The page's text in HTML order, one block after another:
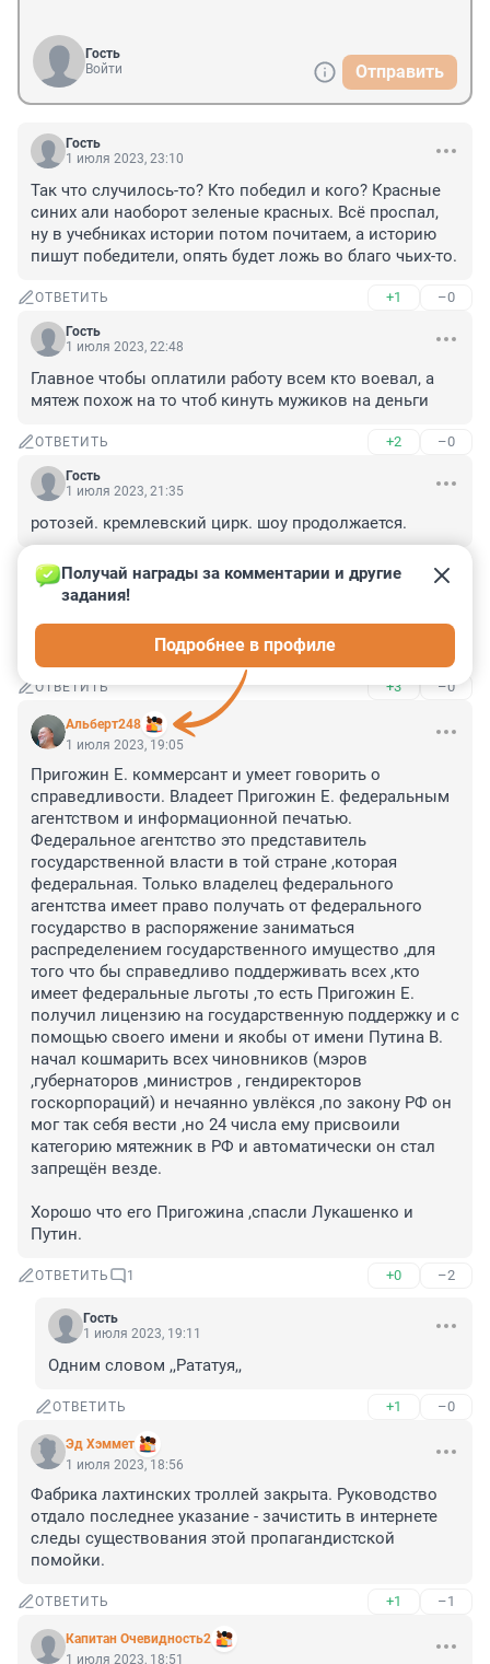
Гость
Войти
Отправить
Гость
1 июля 2023, 23:10
Так что случилось-то? Кто победил и кого? Красные
синих али наоборот зеленые красных. Всё проспал,
ну в учебниках истории потом почитаем, а историю
пишут победители, опять будет ложь во благо чьих-то.
ОТВЕТИТЬ +1 –0
Гость
1 июля 2023, 22:48
Главное чтобы оплатили работу всем кто воевал, а
мятеж похож на то чтоб кинуть мужиков на деньги
ОТВЕТИТЬ +2 –0
Гость
1 июля 2023, 21:35
ротозей. кремлевский цирк. шоу продолжается.
ОТВЕТИТЬ –0
Гость
Да, быстро у нас народ переобувается, всё продажно
ОТВЕТИТЬ +3 –0
Альберт248
Получай награды за комментарии и другие
задания!
Подробнее в профиле
1 июля 2023, 19:05
Пригожин Е. коммерсант и умеет говорить о
справедливости. Владеет Пригожин Е. федеральным
агентством и информационной печатью.
Федеральное агентство это представитель
государственной власти в той стране ,которая
федеральная. Только владелец федерального
агентства имеет право получать от федерального
государство в распоряжение заниматься
распределением государственного имущество ,для
того что бы справедливо поддерживать всех ,кто
имеет федеральные льготы ,то есть Пригожин Е.
получил лицензию на государственную поддержку и с
помощью своего имени и якобы от имени Путина В.
начал кошмарить всех чиновников (мэров
,губернаторов ,министров , гендиректоров
госкорпораций) и нечаянно увлёкся ,по закону РФ он
мог так себя вести ,но 24 числа ему присвоили
категорию мятежник в РФ и автоматически он стал
запрещён везде.
Хорошо что его Пригожина ,спасли Лукашенко и
Путин.
ОТВЕТИТЬ 1 +0 –2
Гость
1 июля 2023, 19:11
Одним словом ,,Рататуя,,
ОТВЕТИТЬ +1 –0
Эд Хэммет
1 июля 2023, 18:56
Фабрика лахтинских троллей закрыта. Руководство
отдало последнее указание - зачистить в интернете
следы существования этой пропагандистской
помойки.
ОТВЕТИТЬ +1 –1
Капитан Очевидность2
1 июля 2023, 18:51